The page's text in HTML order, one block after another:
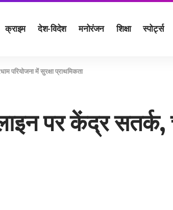
क्राइम देश-विदेश मनोरंजन शिक्षा स्पोर्ट्स
परियोजना में सुरक्षा प्राथमिकता
पर केंद्र सतर्क,